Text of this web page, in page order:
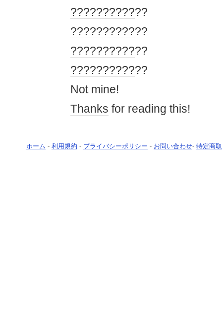
????????????
????????????
????????????
????????????
Not mine!
Thanks for reading this!
ホーム - 利用規約 - プライバシーポリシー - お問い合わせ- 特定商